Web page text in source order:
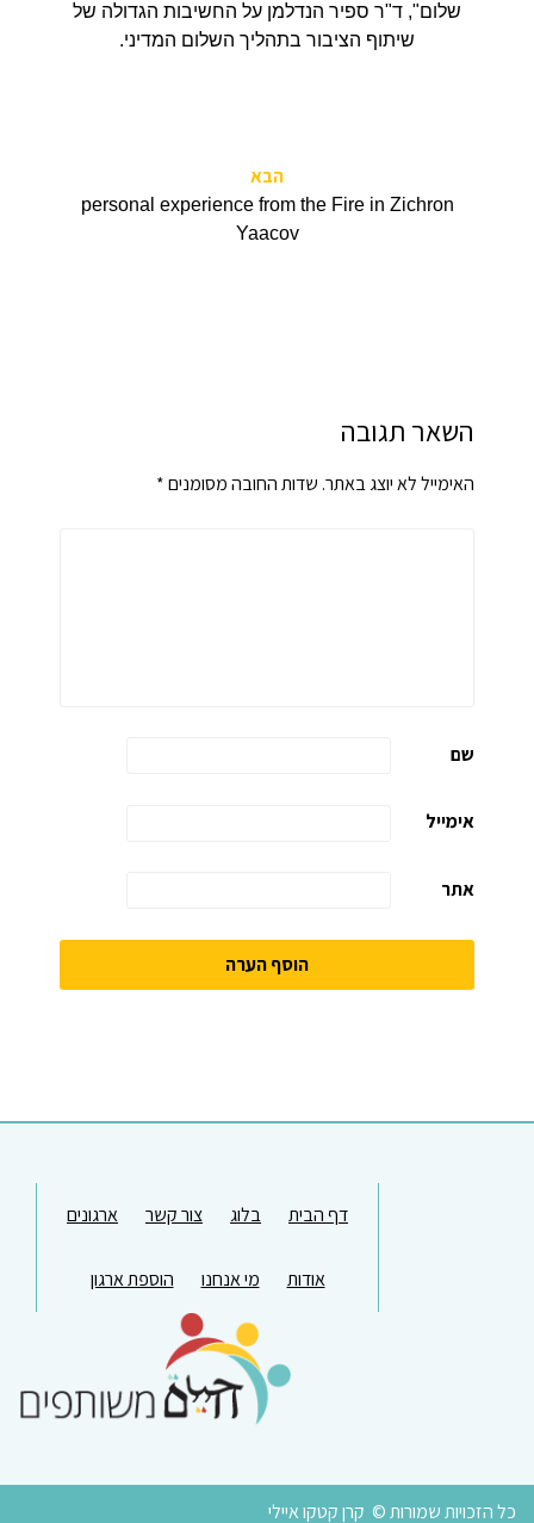
שלום", ד"ר ספיר הנדלמן על החשיבות הגדולה של
שיתוף הציבור בתהליך השלום המדיני.
הבא
personal experience from the Fire in Zichron
Yaacov
השאר תגובה
האימייל לא יוצג באתר. שדות החובה מסומנים*
שם
אימייל
אתר
דף הבית בלוג צור קשר ארגונים
אודות מי אנחנו הוספת ארגון
כל הזכויות שמורות © קרן קטקו איילי